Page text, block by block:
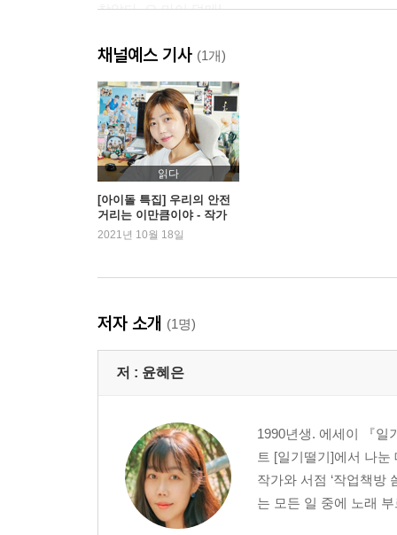
찾았다, 오 마이 덕메!
Lights On! 안녕하세요, 온앤오프입니다
좋아하기에 너무 늦은 때란 없다
오늘 밤도 와이트
책방에서의 단상들
우리에게 사고란 오직 덕통사고뿐이기를
난 항상 FAN인걸, 그대의
지금, 우리
부록 아무튼, 덕후
채널예스 기사 (1개)
읽다
[아이돌 특집] 우리의 안전
거리는 이만큼이야 - 작가
윤혜은
2021년 10월 18일
저자 소개 (1명)
저 : 윤혜은
1990년생. 에세이 『일
트 [일기떨기]에서 나
작가와 서점 ‘작업책방
는 모든 일 중에 노래